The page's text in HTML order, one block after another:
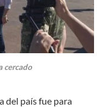
cercado
del país fue para